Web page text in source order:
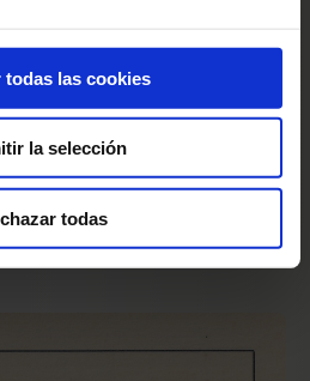
todas las cookies
la selección
todas
una edición de
York de la obra
Schindler la dedica con
Pedrell.